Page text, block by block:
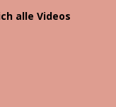
alle Videos